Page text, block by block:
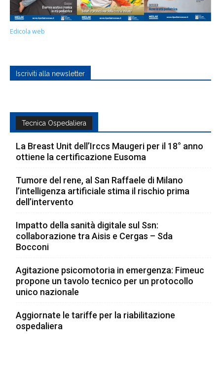
Edicola web
Iscriviti alla newsletter
Tecnica Ospedaliera
La Breast Unit dell’Irccs Maugeri per il 18° anno
ottiene la certificazione Eusoma
Tumore del rene, al San Raffaele di Milano
l’intelligenza artificiale stima il rischio prima
dell’intervento
Impatto della sanità digitale sul Ssn:
collaborazione tra Aisis e Cergas – Sda
Bocconi
Agitazione psicomotoria in emergenza: Fimeuc
propone un tavolo tecnico per un protocollo
unico nazionale
Aggiornate le tariffe per la riabilitazione
ospedaliera